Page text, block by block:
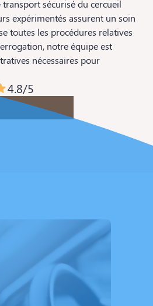
sécurisé du cercueil
expérimentés assurent un soin
toutes les procédures relatives
notre équipe est
nécessaires pour
4.8/5